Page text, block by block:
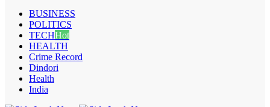
BUSINESS
POLITICS
TECHHot
HEALTH
Crime Record
Dindori
Health
India